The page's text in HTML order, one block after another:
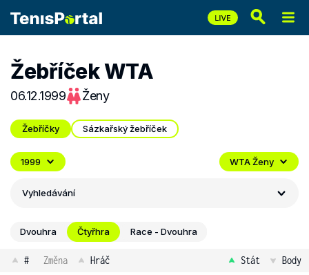
Žebříček WTA
06.12.1999 Ženy
Žebříčky Sázkařský žebříček
1999 WTA Ženy
Vyhledávání
Dvouhra Čtyřhra Race - Dvouhra
# Změna Hráč Stát Body